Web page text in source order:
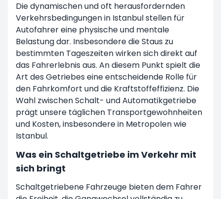
Die dynamischen und oft herausfordernden
Verkehrsbedingungen in Istanbul stellen für
Autofahrer eine physische und mentale
Belastung dar. Insbesondere die Staus zu
bestimmten Tageszeiten wirken sich direkt auf
das Fahrerlebnis aus. An diesem Punkt spielt die
Art des Getriebes eine entscheidende Rolle für
den Fahrkomfort und die Kraftstoffeffizienz. Die
Wahl zwischen Schalt- und Automatikgetriebe
prägt unsere täglichen Transportgewohnheiten
und Kosten, insbesondere in Metropolen wie
Istanbul.
Was ein Schaltgetriebe im Verkehr mit
sich bringt
Schaltgetriebene Fahrzeuge bieten dem Fahrer